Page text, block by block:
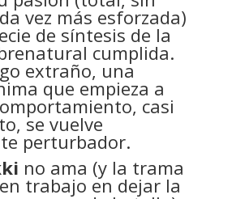
vez más esforzada)
de síntesis de la
cumplida.
extraño, una
que empieza a
casi
se vuelve
perturbador.
no ama (y la trama
trabajo en dejar la